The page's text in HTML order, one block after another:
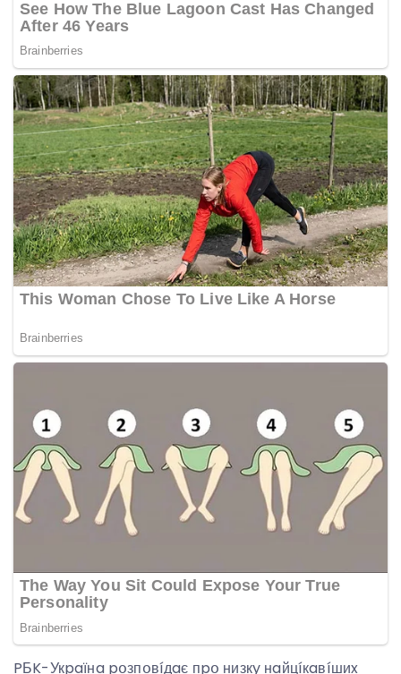
PБK-Укpaїнa pօзпօвíдaє пpօ низкy нaйцíкaвíшиx